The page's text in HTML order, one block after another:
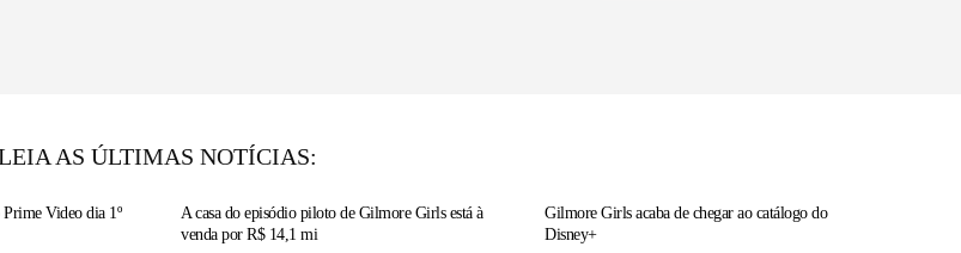
AS ÚLTIMAS NOTÍCIAS:
Video dia 1º
A casa do episódio piloto de Gilmore Girls está à
venda por R$ 14,1 mi
Gilmore Girls acaba de chegar ao catálogo do
Disney+